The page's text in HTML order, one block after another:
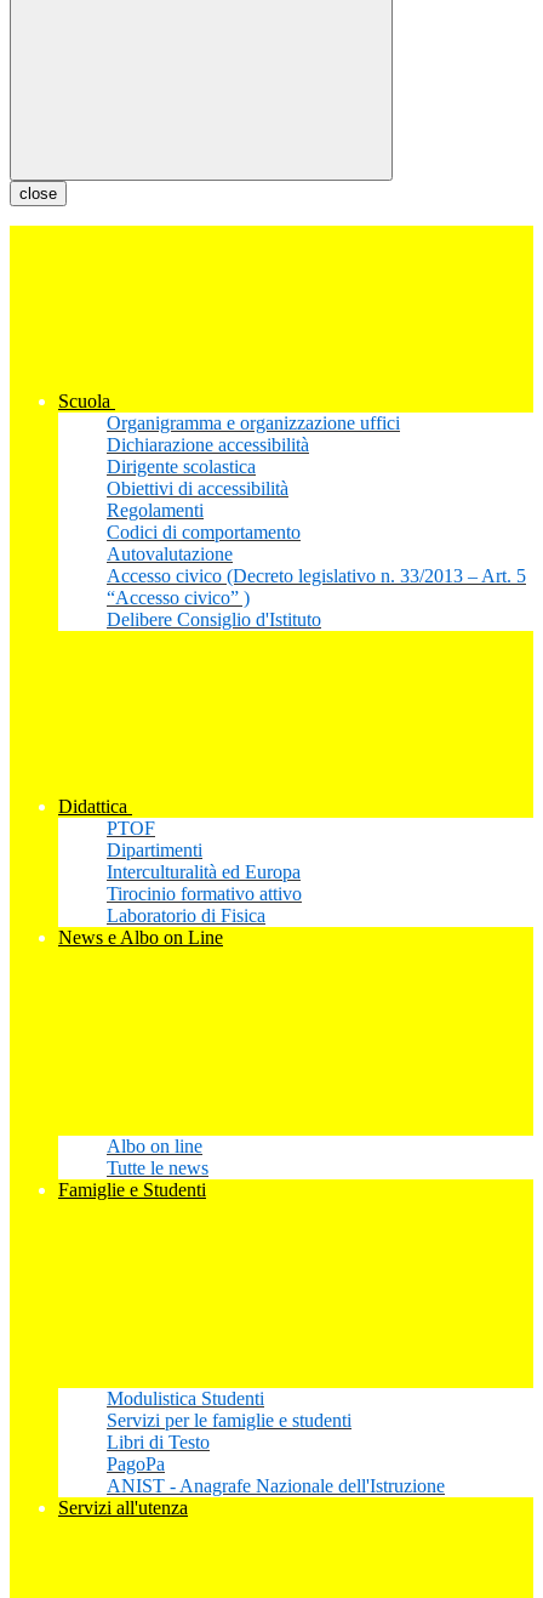
close
Scuola
Organigramma e organizzazione uffici
Dichiarazione accessibilità
Dirigente scolastica
Obiettivi di accessibilità
Regolamenti
Codici di comportamento
Autovalutazione
Accesso civico (Decreto legislativo n. 33/2013 – Art. 5
“Accesso civico” )
Delibere Consiglio d'Istituto
Didattica
PTOF
Dipartimenti
Interculturalità ed Europa
Tirocinio formativo attivo
Laboratorio di Fisica
News e Albo on Line
Albo on line
Tutte le news
Famiglie e Studenti
Modulistica Studenti
Servizi per le famiglie e studenti
Libri di Testo
PagoPa
ANIST - Anagrafe Nazionale dell'Istruzione
Servizi all'utenza